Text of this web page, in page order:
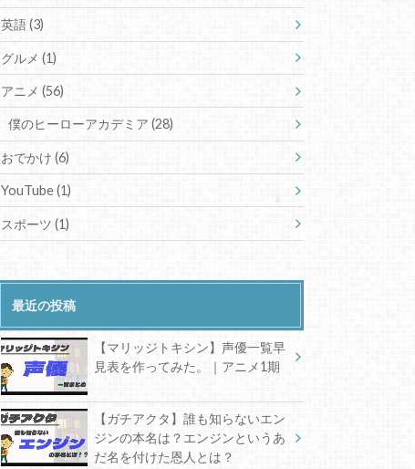
英語(3)
グルメ(1)
アニメ(56)
僕のヒーローアカデミア (28)
おでかけ(6)
YouTube(1)
スポーツ(1)
最近の投稿
【マリッジトキシン】声優一覧早
見表を作ってみた。｜アニメ1期
【ガチアクタ】誰も知らないエン
ジンの本名は？エンジンというあ
だ名を付けた恩人とは？